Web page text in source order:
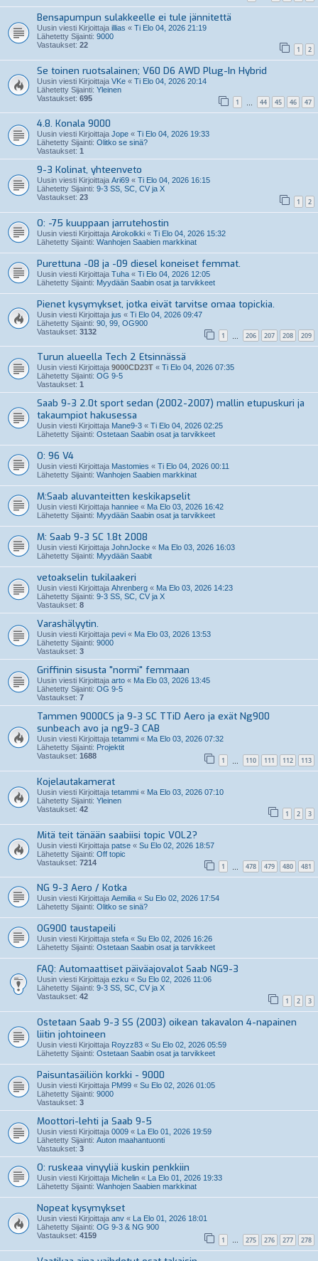
Bensapumpun sulakkeelle ei tule jännitettä
Uusin viesti Kirjoittaja illias « Ti Elo 04, 2026 21:19
Lähetetty Sijainti: 9000
Vastaukset: 22 1 2
Se toinen ruotsalainen; V60 D6 AWD Plug-In Hybrid
Uusin viesti Kirjoittaja VKe « Ti Elo 04, 2026 20:14
Lähetetty Sijainti: Yleinen
Vastaukset: 695 1 44 45 46 47
4.8. Konala 9000
Uusin viesti Kirjoittaja Jope « Ti Elo 04, 2026 19:33
Lähetetty Sijainti: Olitko se sinä?
Vastaukset: 1
9-3 Kolinat, yhteenveto
Uusin viesti Kirjoittaja Ari69 « Ti Elo 04, 2026 16:15
Lähetetty Sijainti: 9-3 SS, SC, CV ja X
Vastaukset: 23 1 2
O: -75 kuuppaan jarrutehostin
Uusin viesti Kirjoittaja Airokolkki « Ti Elo 04, 2026 15:32
Lähetetty Sijainti: Wanhojen Saabien markkinat
Purettuna -08 ja -09 diesel koneiset femmat.
Uusin viesti Kirjoittaja Tuha « Ti Elo 04, 2026 12:05
Lähetetty Sijainti: Myydään Saabin osat ja tarvikkeet
Pienet kysymykset, jotka eivät tarvitse omaa topickia.
Uusin viesti Kirjoittaja jus « Ti Elo 04, 2026 09:47
Lähetetty Sijainti: 90, 99, OG900
Vastaukset: 3132 1 206 207 208 209
Turun alueella Tech 2 Etsinnässä
Uusin viesti Kirjoittaja 9000CD23T « Ti Elo 04, 2026 07:35
Lähetetty Sijainti: OG 9-5
Vastaukset: 1
Saab 9-3 2.0t sport sedan (2002-2007) mallin etupuskuri ja
takaumpiot hakusessa
Uusin viesti Kirjoittaja Mane9-3 « Ti Elo 04, 2026 02:25
Lähetetty Sijainti: Ostetaan Saabin osat ja tarvikkeet
O: 96 V4
Uusin viesti Kirjoittaja Mastomies « Ti Elo 04, 2026 00:11
Lähetetty Sijainti: Wanhojen Saabien markkinat
M:Saab aluvanteitten keskikapselit
Uusin viesti Kirjoittaja hanniee « Ma Elo 03, 2026 16:42
Lähetetty Sijainti: Myydään Saabin osat ja tarvikkeet
M: Saab 9-3 SC 1.8t 2008
Uusin viesti Kirjoittaja JohnJocke « Ma Elo 03, 2026 16:03
Lähetetty Sijainti: Myydään Saabit
vetoakselin tukilaakeri
Uusin viesti Kirjoittaja Ahrenberg « Ma Elo 03, 2026 14:23
Lähetetty Sijainti: 9-3 SS, SC, CV ja X
Vastaukset: 8
Varashälyytin.
Uusin viesti Kirjoittaja pevi « Ma Elo 03, 2026 13:53
Lähetetty Sijainti: 9000
Vastaukset: 3
Griffinin sisusta "normi" femmaan
Uusin viesti Kirjoittaja arto « Ma Elo 03, 2026 13:45
Lähetetty Sijainti: OG 9-5
Vastaukset: 7
Tammen 9000CS ja 9-3 SC TTiD Aero ja exät Ng900
sunbeach avo ja ng9-3 CAB
Uusin viesti Kirjoittaja tetammi « Ma Elo 03, 2026 07:32
Lähetetty Sijainti: Projektit
Vastaukset: 1688 1 110 111 112 113
Kojelautakamerat
Uusin viesti Kirjoittaja tetammi « Ma Elo 03, 2026 07:10
Lähetetty Sijainti: Yleinen
Vastaukset: 42 1 2 3
Mitä teit tänään saabiisi topic VOL2?
Uusin viesti Kirjoittaja patse « Su Elo 02, 2026 18:57
Lähetetty Sijainti: Off topic
Vastaukset: 7214 1 478 479 480 481
NG 9-3 Aero / Kotka
Uusin viesti Kirjoittaja Aemilia « Su Elo 02, 2026 17:54
Lähetetty Sijainti: Olitko se sinä?
OG900 taustapeili
Uusin viesti Kirjoittaja stefa « Su Elo 02, 2026 16:26
Lähetetty Sijainti: Ostetaan Saabin osat ja tarvikkeet
FAQ: Automaattiset päiväajovalot Saab NG9-3
Uusin viesti Kirjoittaja ezku « Su Elo 02, 2026 11:06
Lähetetty Sijainti: 9-3 SS, SC, CV ja X
Vastaukset: 42 1 2 3
Ostetaan Saab 9-3 SS (2003) oikean takavalon 4-napainen
liitin johtoineen
Uusin viesti Kirjoittaja Royzz83 « Su Elo 02, 2026 05:59
Lähetetty Sijainti: Ostetaan Saabin osat ja tarvikkeet
Paisuntasäiliön korkki - 9000
Uusin viesti Kirjoittaja PM99 « Su Elo 02, 2026 01:05
Lähetetty Sijainti: 9000
Vastaukset: 3
Moottori-lehti ja Saab 9-5
Uusin viesti Kirjoittaja 0009 « La Elo 01, 2026 19:59
Lähetetty Sijainti: Auton maahantuonti
Vastaukset: 3
O: ruskeaa vinyyliä kuskin penkkiin
Uusin viesti Kirjoittaja Michelin « La Elo 01, 2026 19:33
Lähetetty Sijainti: Wanhojen Saabien markkinat
Nopeat kysymykset
Uusin viesti Kirjoittaja anv « La Elo 01, 2026 18:01
Lähetetty Sijainti: OG 9-3 & NG 900
Vastaukset: 4159 1 … 275 276 277 278